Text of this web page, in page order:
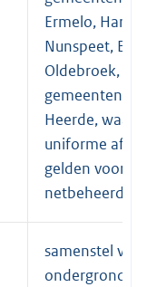
Ermelo,
Nunspeet,
Oldebroek,
gemeenten
Heerde,
uniforme
gelden voor
netbeheerders;
samenstel van
ondergrondse